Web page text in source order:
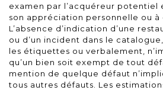
examen par l’acquéreur potentiel
son appréciation personnelle ou à
L’absence d’indication d’une
ou d’un incident dans le
les étiquettes ou verbalement,
qu’un bien soit exempt de tout
mention de quelque défaut
tous autres défauts. Les